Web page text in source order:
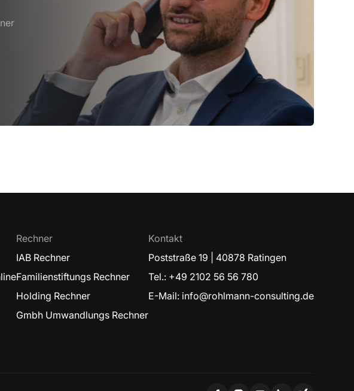
Rechner
IAB Rechner
Familienstiftungs Rechner
Holding Rechner
Gmbh Umwandlungs Rechner
Kontakt
Poststraße 19 | 40878 Ratingen
Tel.: +49 2102 56 56 780
E-Mail: info@rohlmann-consulting.de